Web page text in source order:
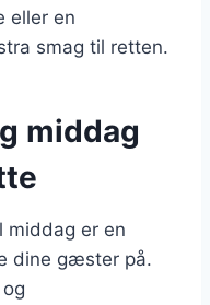
eller en
smag til retten.
middag
middag er en
dine gæster på.